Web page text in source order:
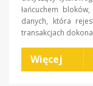
łańcuchem
danych, która
transakcjach
Więcej